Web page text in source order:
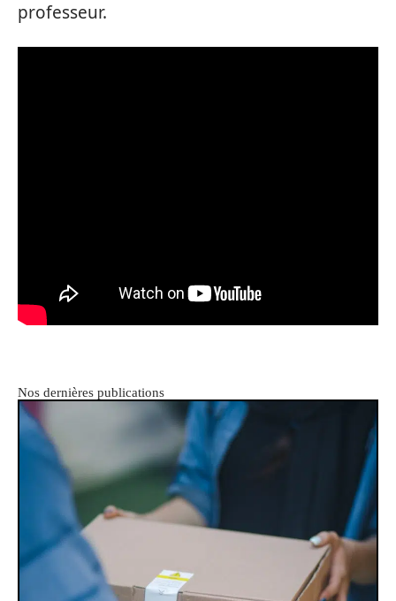
professeur.
Nos dernières publications